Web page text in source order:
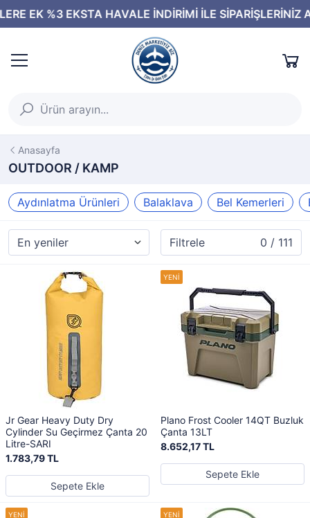
Anasayfa
OUTDOOR / KAMP
Aydınlatma Ürünleri Balaklava Bel Kemerleri
Filtrele 0 / 111
Jr Gear Heavy Duty Dry
Cylinder Su Geçirmez Çanta 20
Litre-SARI
1.783,79 TL
Sepete Ekle
Plano Frost Cooler 14QT Buzluk
Çanta 13LT
8.652,17 TL
Sepete Ekle